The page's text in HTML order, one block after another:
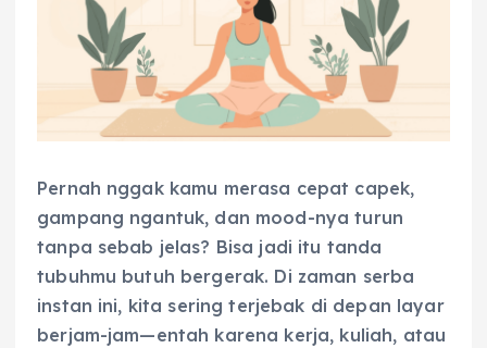
Pernah nggak kamu merasa cepat capek,
gampang ngantuk, dan mood-nya turun
tanpa sebab jelas? Bisa jadi itu tanda
tubuhmu butuh bergerak. Di zaman serba
instan ini, kita sering terjebak di depan layar
berjam-jam—entah karena kerja, kuliah, atau